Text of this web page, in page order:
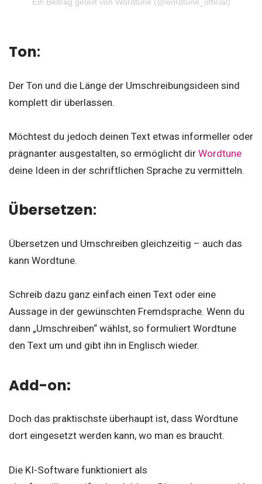
Ein Beitrag geteilt von Wordtune (@wordtune_official)
Ton:
Der Ton und die Länge der Umschreibungsideen sind
komplett dir überlassen.
Möchtest du jedoch deinen Text etwas informeller oder
prägnanter ausgestalten, so ermöglicht dir Wordtune
deine Ideen in der schriftlichen Sprache zu vermitteln.
Übersetzen:
Übersetzen und Umschreiben gleichzeitig – auch das
kann Wordtune.
Schreib dazu ganz einfach einen Text oder eine
Aussage in der gewünschten Fremdsprache. Wenn du
dann „Umschreiben“ wählst, so formuliert Wordtune
den Text um und gibt ihn in Englisch wieder.
Add-on:
Doch das praktischste überhaupt ist, dass Wordtune
dort eingesetzt werden kann, wo man es braucht.
Die KI-Software funktioniert als